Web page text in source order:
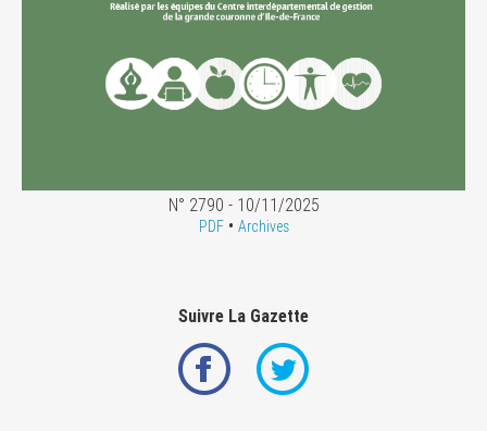
N° 2790 - 10/11/2025
PDF• Archives
Suivre La Gazette